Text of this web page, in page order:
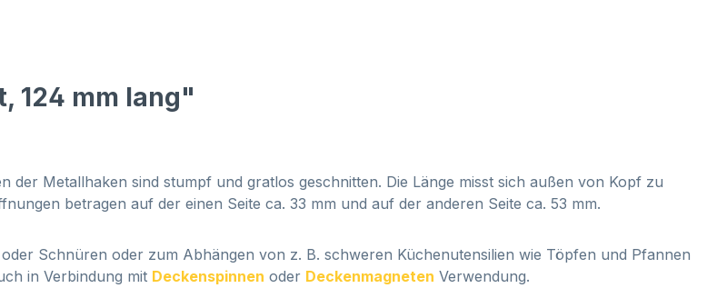
124 mm lang"
der Metallhaken sind stumpf und gratlos geschnitten. Die Länge misst sich außen von Kopf zu
betragen auf der einen Seite ca. 33 mm und auf der anderen Seite ca. 53 mm.
Schnüren oder zum Abhängen von z. B. schweren Küchenutensilien wie Töpfen und Pfannen
in Verbindung mit Deckenspinnen oder Deckenmagneten Verwendung.